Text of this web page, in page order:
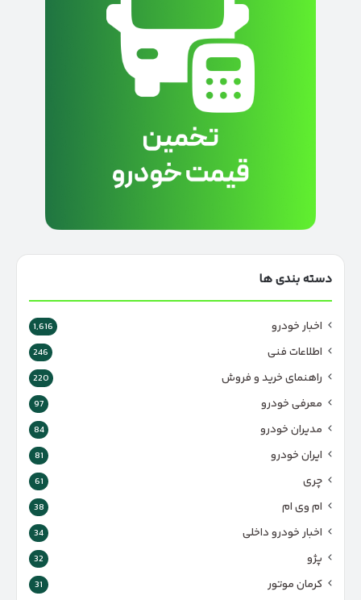
دسته بندی ها
اخبار خودرو 1,616
اطلاعات فنی 246
راهنمای خرید و فروش 220
معرفی خودرو 97
مدیران خودرو 84
ایران خودرو 81
چری 61
ام وی ام 38
اخبار خودرو داخلی 34
پژو 32
کرمان موتور 31